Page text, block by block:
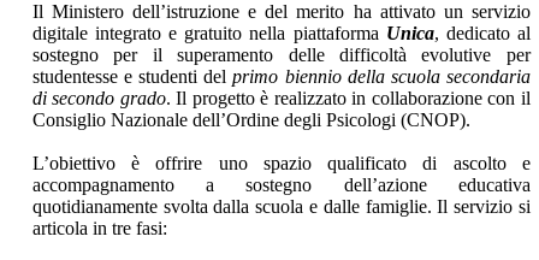
Il Ministero dell’istruzione e del merito ha attivato un servizio
digitale integrato e gratuito nella piattaforma Unica, dedicato al
sostegno per il superamento delle difficoltà evolutive per
studentesse e studenti delprimo biennio della scuola secondaria
di secondo grado. Il progetto è realizzato in collaborazione con il
Consiglio Nazionale dell’Ordine degli Psicologi (CNOP).
L’obiettivo è offrire uno spazio qualificato di ascolto e
accompagnamento a sostegno dell’azione educativa
quotidianamente svolta dalla scuola e dalle famiglie. Il servizio si
articola in tre fasi: